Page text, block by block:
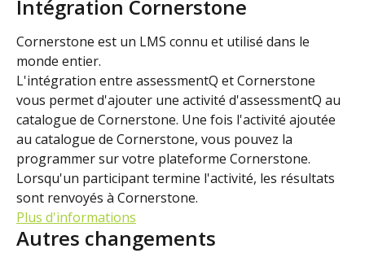
Intégration Cornerstone
Cornerstone est un LMS connu et utilisé dans le
monde entier.
L'intégration entre assessmentQ et Cornerstone
vous permet d'ajouter une activité d'assessmentQ au
catalogue de Cornerstone. Une fois l'activité ajoutée
au catalogue de Cornerstone, vous pouvez la
programmer sur votre plateforme Cornerstone.
Lorsqu'un participant termine l'activité, les résultats
sont renvoyés à Cornerstone.
Plus d'informations
Autres changements